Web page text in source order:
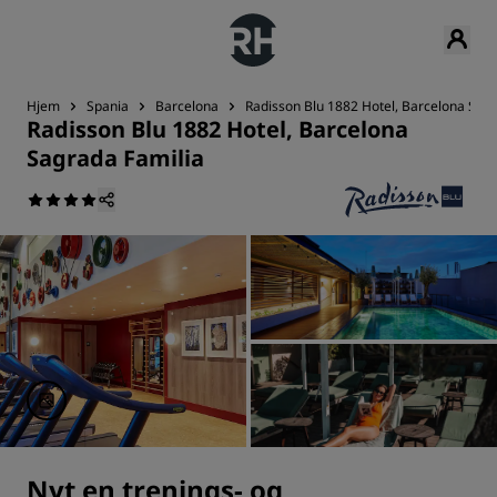
Hjem Spania Barcelona Radisson Blu 1882 Hotel, Barcelona
Radisson Blu 1882 Hotel, Barcelona
Sagrada Familia